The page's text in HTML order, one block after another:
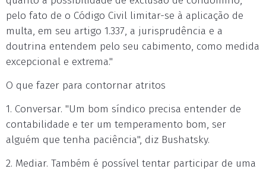
pelo fato de o Código Civil limitar-se à aplicação de
multa, em seu artigo 1.337, a jurisprudência e a
doutrina entendem pelo seu cabimento, como medida
excepcional e extrema."
O que fazer para contornar atritos
1. Conversar. "Um bom síndico precisa entender de
contabilidade e ter um temperamento bom, ser
alguém que tenha paciência", diz Bushatsky.
2. Mediar. Também é possível tentar participar de uma